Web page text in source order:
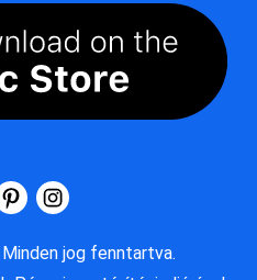
Minden jog fenntartva.